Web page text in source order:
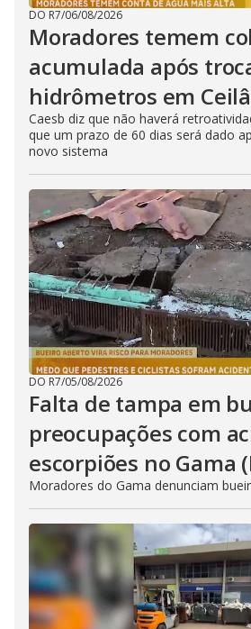
DO R7/06/08/2026
Moradores temem
acumulada após
hidrômetros em
Caesb diz que não haverá
que um prazo de 60 dias será dado
novo sistema
DO R7/05/08/2026
Falta de tampa em
preocupações com
escorpiões no Gama
Moradores do Gama denunciam